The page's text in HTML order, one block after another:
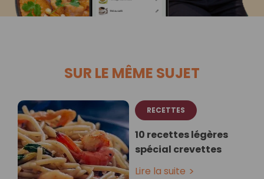
SUR LE MÊME SUJET
RECETTES
10 recettes légères
spécial crevettes
Lire la suite